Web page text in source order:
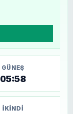
GÜNEŞ
05:58
İKINDI